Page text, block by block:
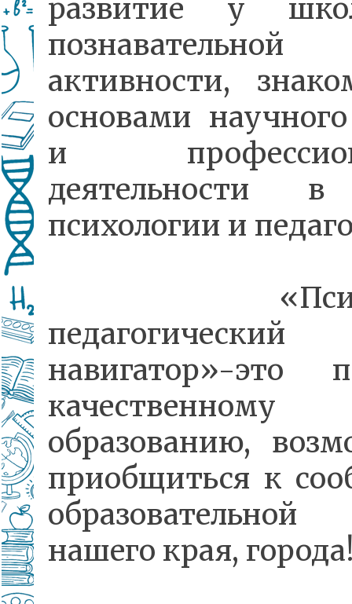
развитие у
познавательной
активности,
основами
и
деятельности
психологии и
педагогический
навигатор»-это
качественному
образованию,
приобщиться к
нашего края,